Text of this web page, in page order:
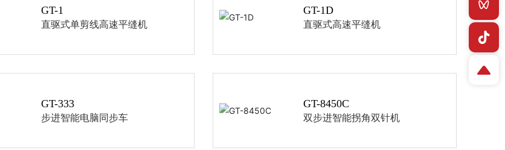
GT-1
直驱式单剪线高速平缝机
GT-1D
直驱式高速平缝机
GT-333
步进智能电脑同步车
GT-8450C
双步进智能拐角双针机